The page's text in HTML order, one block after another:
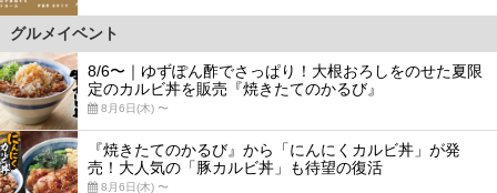
グルメイベント
8/6〜｜ゆずぽん酢でさっぱり！大根おろしをのせた夏限
定のカルビ丼を販売『焼きたてのかるび』
8月6日(木) 〜
『焼きたてのかるび』から「にんにくカルビ丼」が発
売！大人気の「豚カルビ丼」も待望の復活
8月6日(木) 〜